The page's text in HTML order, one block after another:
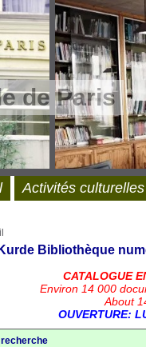
de Paris
Bibliothèque
CATALOGUE
Environ 14 000
About
OUVERTURE:
recherche
Activités culturelles